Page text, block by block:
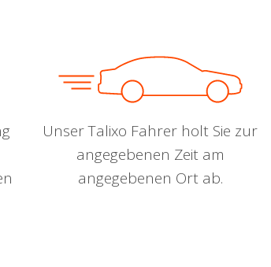
Unser Talixo Fahrer holt Sie zur
angegebenen Zeit am
angegebenen Ort ab.